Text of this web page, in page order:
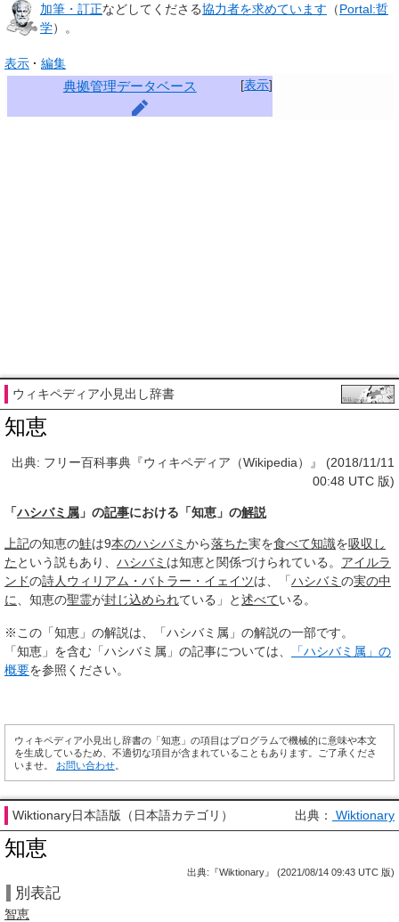
加筆・訂正などしてくださる協力者を求めています （Portal:哲
学）。
表示
編集
[表示]
典拠管理データベース
ウィキペディア小見出し辞書
知恵
出典: フリー百科事典『ウィキペディア（Wikipedia）』 (2018/11/11
00:48 UTC 版)
「ハシバミ属 」の記事における「知恵」の解説
上記の知恵の鮭は9本のハシバミ から落ちた実を食べて知識を吸収し
た という説もあり、 ハシバミ は知恵と関係づけられている。 アイルラ
ンドの詩人 ウィリアム・バトラー・イェイツは、「ハシバミ の実の中
に
、知恵の聖霊が封じ込められている」と述べている。
※この「知恵」の解説は、「ハシバミ属」の解説の一部です。
「知恵」を含む「ハシバミ属」の記事については、
「ハシバミ属」の
概要を参照ください。
ウィキペディア小見出し辞書の「知恵」の項目はプログラムで機械的に意味や本文
を生成しているため、不適切な項目が含まれていることもあります。ご了承くださ
いませ。 お問い合わせ
Wiktionary日本語版（日本語カテゴリ） 出典： Wiktionary
知恵
出典:『Wiktionary』 (2021/08/14 09:43 UTC 版)
別表記
智恵